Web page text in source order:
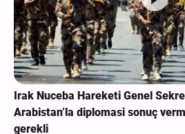
Irak Nuceba Hareketi Genel
Arabistan’la diplomasi sonuç
gerekli